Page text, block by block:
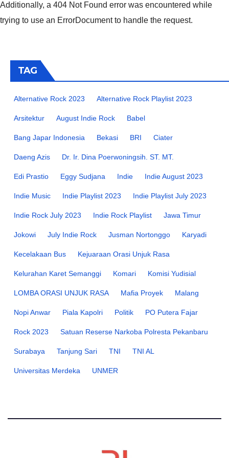
Additionally, a 404 Not Found error was encountered while
trying to use an ErrorDocument to handle the request.
TAG
Alternative Rock 2023 Alternative Rock Playlist 2023
Arsitektur August Indie Rock Babel
Bang Japar Indonesia Bekasi BRI Ciater
Daeng Azis Dr. Ir. Dina Poerwoningsih. ST. MT.
Edi Prastio Eggy Sudjana Indie Indie August 2023
Indie Music Indie Playlist 2023 Indie Playlist July 2023
Indie Rock July 2023 Indie Rock Playlist Jawa Timur
Jokowi July Indie Rock Jusman Nortonggo Karyadi
Kecelakaan Bus Kejuaraan Orasi Unjuk Rasa
Kelurahan Karet Semanggi Komari Komisi Yudisial
LOMBA ORASI UNJUK RASA Mafia Proyek Malang
Nopi Anwar Piala Kapolri Politik PO Putera Fajar
Rock 2023 Satuan Reserse Narkoba Polresta Pekanbaru
Surabaya Tanjung Sari TNI TNI AL
Universitas Merdeka UNMER